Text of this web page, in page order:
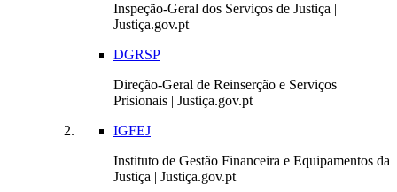
Inspeção-Geral dos Serviços de Justiça |
Justiça.gov.pt
DGRSP
Direção-Geral de Reinserção e Serviços
Prisionais | Justiça.gov.pt
IGFEJ
Instituto de Gestão Financeira e Equipamentos da
Justiça | Justiça.gov.pt